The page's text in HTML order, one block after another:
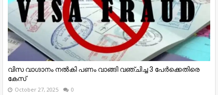
വിസ വാഗ്ദാനം നൽകി പണം വാങ്ങി വഞ്ചിച്ച 3 പേർക്കെതിരെ
കേസ്
October 27, 2025 0